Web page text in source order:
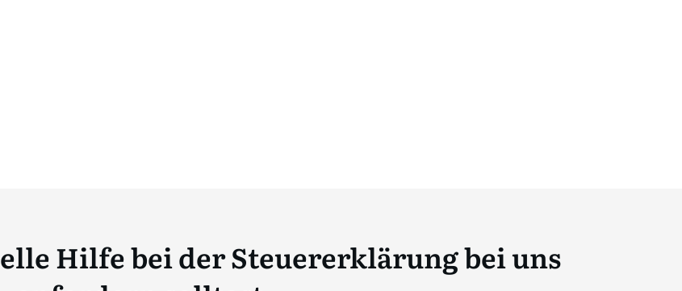
Hilfe bei der Steuererklärung bei uns